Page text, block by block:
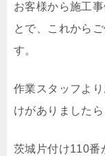
お客様から施工
とで、これから
す。
作業スタッフよ
けがありました
茨城片付け110番